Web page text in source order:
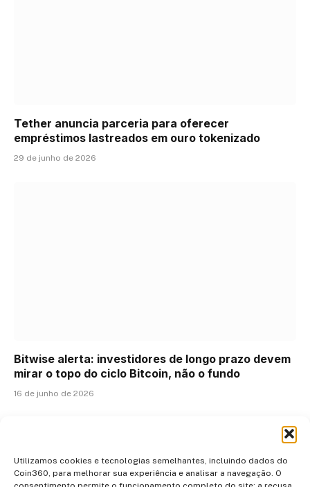
Utilizamos cookies e tecnologias semelhantes, incluindo dados do
Coin360, para melhorar sua experiência e analisar a navegação. O
Tether anuncia parceria para oferecer
empréstimos lastreados em ouro tokenizado
29 de junho de 2026
Bitwise alerta: investidores de longo prazo devem
mirar o topo do ciclo Bitcoin, não o fundo
16 de junho de 2026